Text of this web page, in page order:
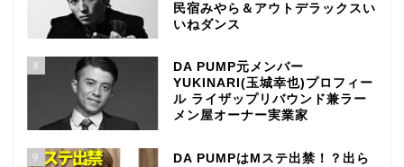
民宿みやら＆アウトデラックスい
いねダンス
8
DA PUMP元メンバー
YUKINARI(玉城幸也)プロフィー
ル ライザップリバウンド兼ラー
メン屋オーナー実業家
9
DA PUMPはMステ出禁！？出ら